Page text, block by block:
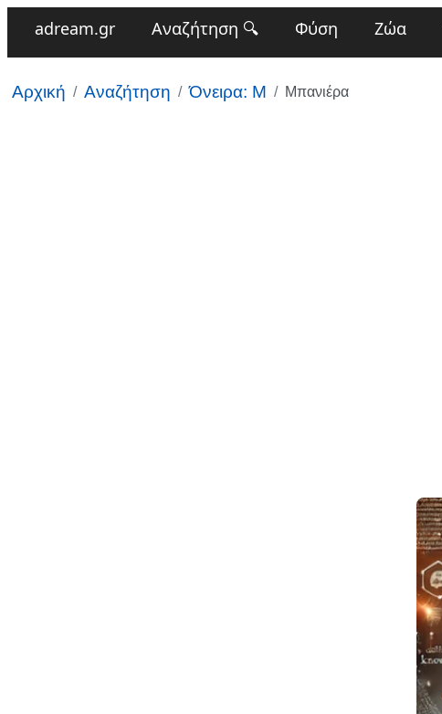
adream.gr Αναζήτηση 🔍 Φύση Ζώα
Αρχική Αναζήτηση Όνειρα: Μ Μπανιέρα